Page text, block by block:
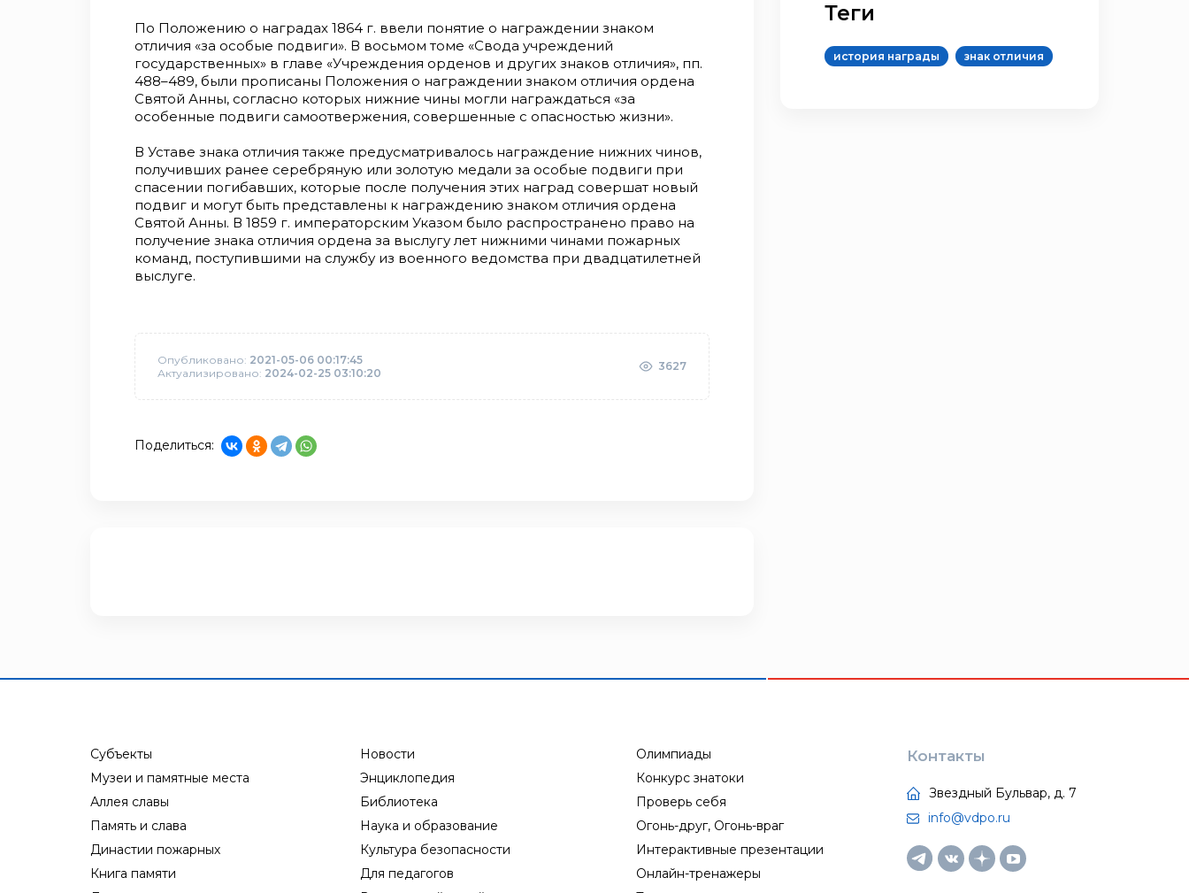
По Положению о наградах 1864 г. ввели понятие о награждении знаком
отличия «за особые подвиги». В восьмом томе «Свода учреждений
государственных» в главе «Учреждения орденов и других знаков отличия», пп.
488–489, были прописаны Положения о награждении знаком отличия ордена
Святой Анны, согласно которых нижние чины могли награждаться «за
особенные подвиги самоотвержения, совершенные с опасностью жизни».
В Уставе знака отличия также предусматривалось награждение нижних чинов,
получивших ранее серебряную или золотую медали за особые подвиги при
спасении погибавших, которые после получения этих наград совершат новый
подвиг и могут быть представлены к награждению знаком отличия ордена
Святой Анны. В 1859 г. императорским Указом было распространено право на
получение знака отличия ордена за выслугу лет нижними чинами пожарных
команд, поступившими на службу из военного ведомства при двадцатилетней
выслуге.
Опубликовано: 2021-05-06 00:17:45
Актуализировано: 2024-02-25 03:10:20 3627
Поделиться:
Теги
история награды знак отличия
Субъекты
Музеи и памятные места
Аллея славы
Память и слава
Династии пожарных
Книга памяти
Новости
Энциклопедия
Библиотека
Наука и образование
Культура безопасности
Для педагогов
Олимпиады
Конкурс знатоки
Проверь себя
Огонь-друг, Огонь-враг
Интерактивные презентации
Онлайн-тренажеры
Контакты
Звездный Бульвар, д. 7
info@vdpo.ru